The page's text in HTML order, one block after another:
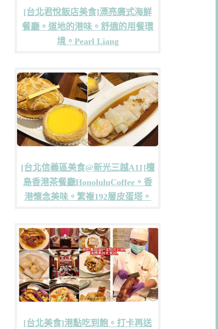
[台北君悅飯店美食]漂亮廣式海鮮
餐廳。道地的港味。舒適的用餐環
境。Pearl Liang
[台北信義區美食@新光三越A11]檀
島香港茶餐廳HonoluluCoffee。香
港懷念美味。繁複192層皮蛋塔。
[台北美食]港點吃到飽。打卡再送